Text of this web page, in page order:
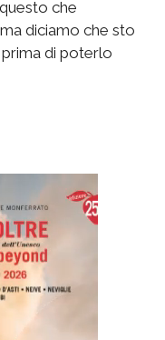
che
diciamo che sto
di poterlo